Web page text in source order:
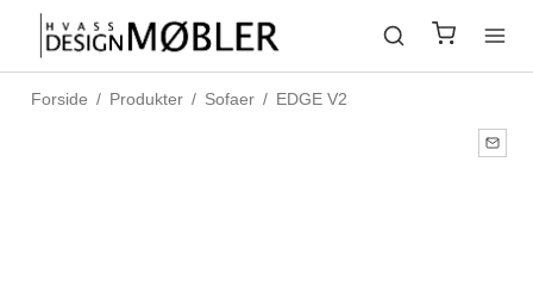
Forside / Produkter / Sofaer / EDGE V2